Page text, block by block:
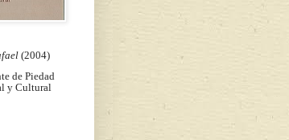
(2004)
de Piedad
y Cultural